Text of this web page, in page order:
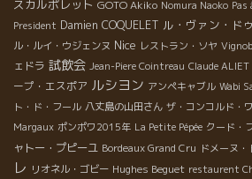
スカルポレット GOTO Akiko Nomura Naoko Pas
President Damien COQUELET ル・ヴァン・ド
ル・ルイ・ウジェンヌ Nice レストラン・ソヤ
ェドラ 試飲会 Jean-Piere Cointreau Claude ALIET
ープ・エスポア ルシヨン アンペキャブル Wabi
ト・ド・フール 八丈島の山田さん ザ・コンコルド・
Margaux ポンポワ2015年 La Petite Pépée クード・
ャトー・プピーユ Bordeaux Grand Cru ドメーヌ
レ リオネル・ゴビー Hughes Beguet restaurent